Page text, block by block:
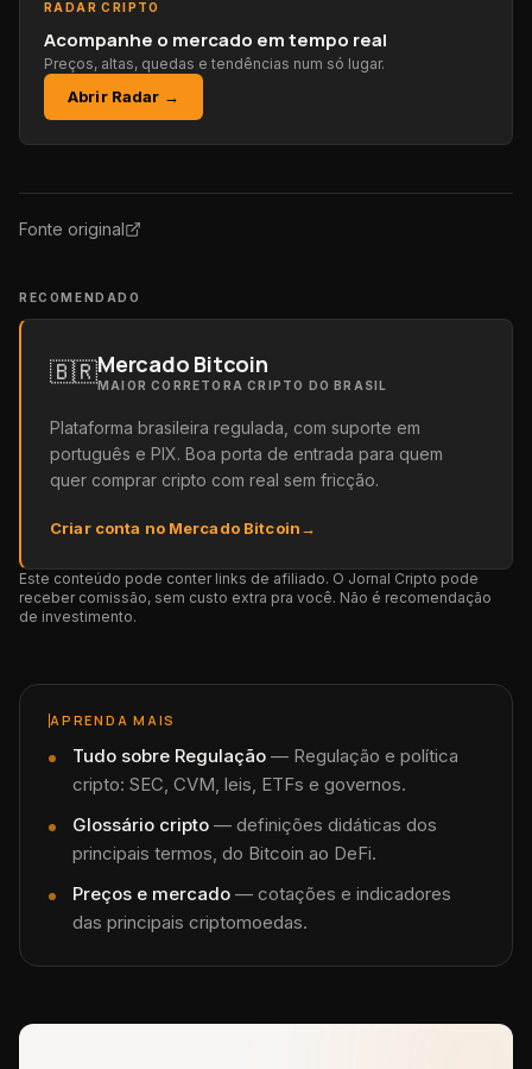
RADAR CRIPTO
Acompanhe o mercado em tempo real
Preços, altas, quedas e tendências num só lugar.
Abrir Radar →
Fonte original
RECOMENDADO
🇧🇷Mercado Bitcoin
MAIOR CORRETORA CRIPTO DO BRASIL
Plataforma brasileira regulada, com suporte em
português e PIX. Boa porta de entrada para quem
quer comprar cripto com real sem fricção.
Criar conta no Mercado Bitcoin→
Este conteúdo pode conter links de afiliado. O Jornal Cripto pode
receber comissão, sem custo extra pra você. Não é recomendação
de investimento.
APRENDA MAIS
Tudo sobre Regulação — Regulação e política
cripto: SEC, CVM, leis, ETFs e governos.
Glossário cripto — definições didáticas dos
principais termos, do Bitcoin ao DeFi.
Preços e mercado — cotações e indicadores
das principais criptomoedas.